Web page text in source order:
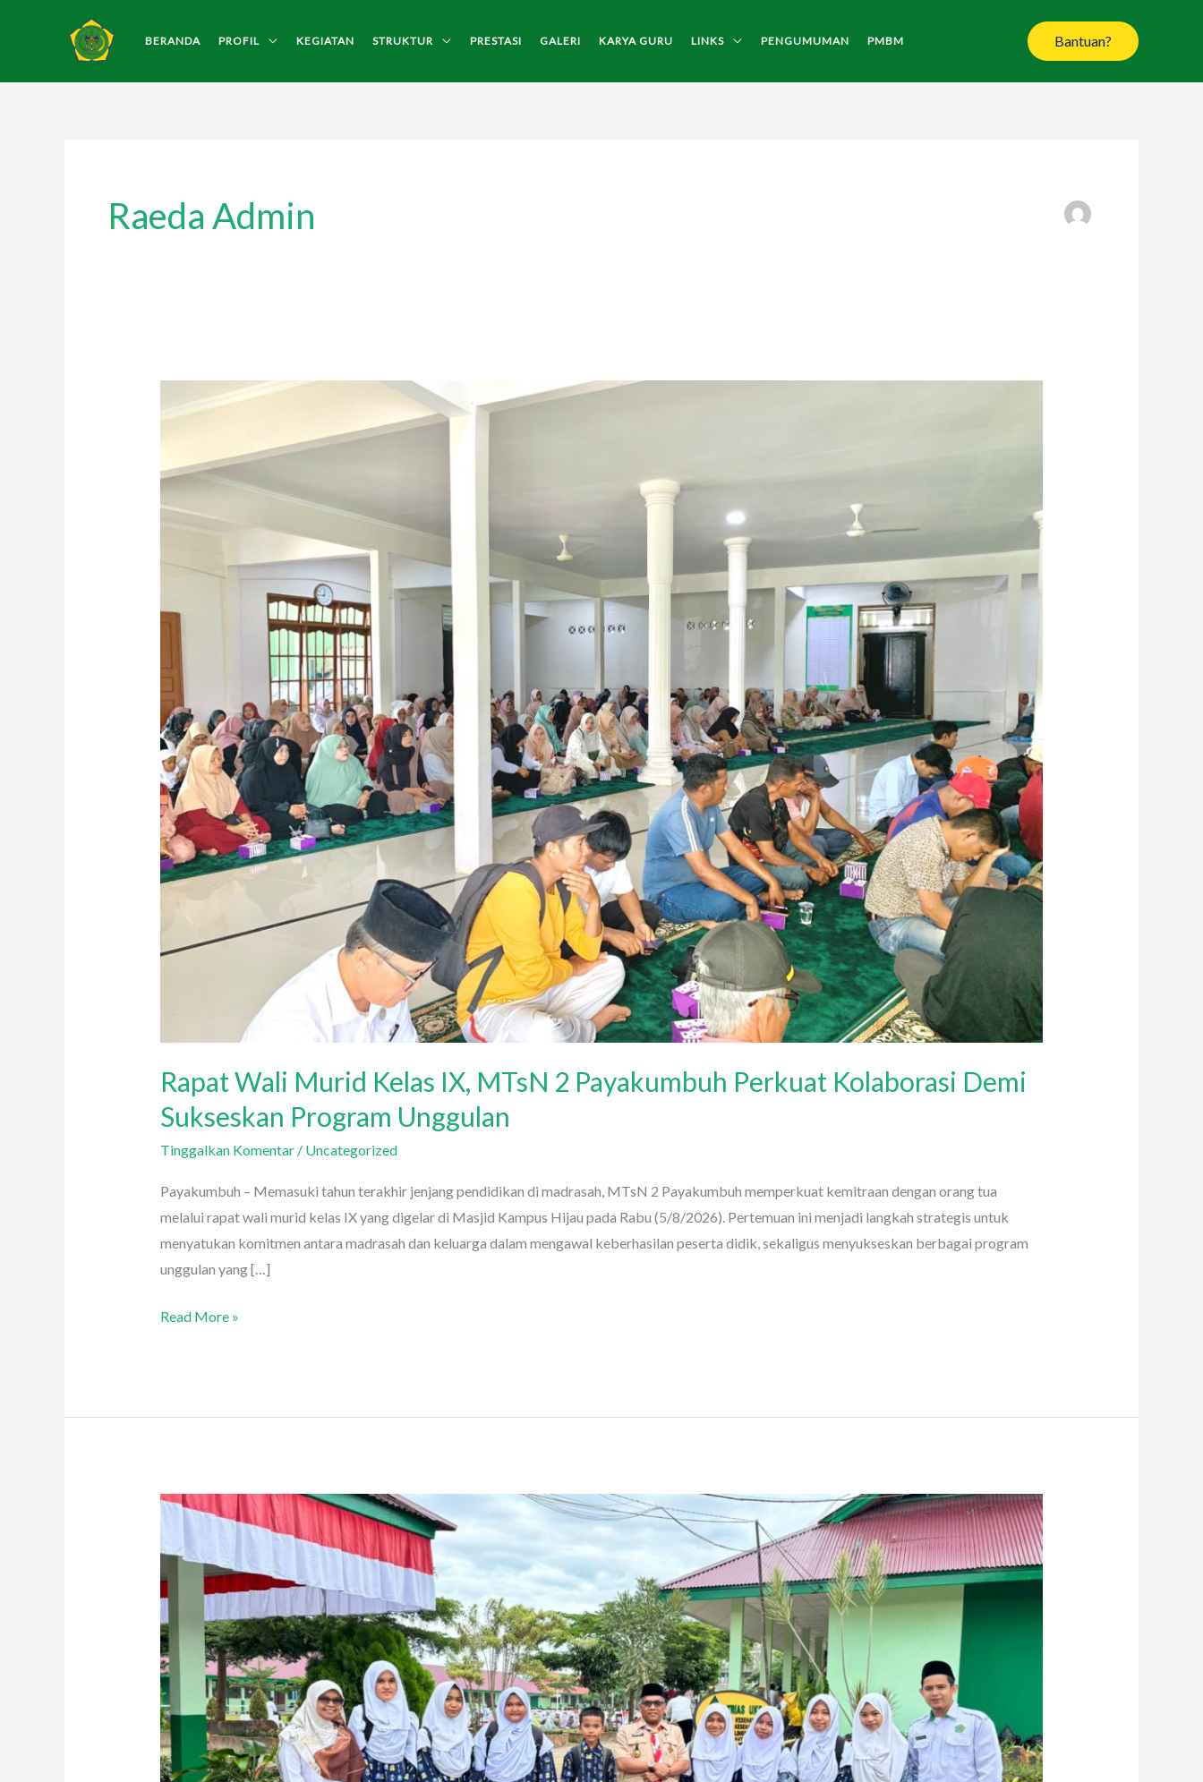
BERANDA PROFIL KEGIATAN STRUKTUR PRESTASI GALERI KARYA GURU LINKS PENGUMUMAN PMBM Bantuan?
Raeda Admin
Rapat Wali Murid Kelas IX, MTsN 2 Payakumbuh Perkuat Kolaborasi Demi
Sukseskan Program Unggulan
Tinggalkan Komentar / Uncategorized
Payakumbuh – Memasuki tahun terakhir jenjang pendidikan di madrasah, MTsN 2 Payakumbuh memperkuat kemitraan dengan orang tua
melalui rapat wali murid kelas IX yang digelar di Masjid Kampus Hijau pada Rabu (5/8/2026). Pertemuan ini menjadi langkah strategis untuk
menyatukan komitmen antara madrasah dan keluarga dalam mengawal keberhasilan peserta didik, sekaligus menyukseskan berbagai program
unggulan yang […]
Wali
Kelas
Payakumbuh
Kolaborasi
Demi
Sukseskan
Program
Unggulan
Read More »
MTsN
Kota
Payakumbuh
Delapan
Saintis
Muda
Menuju
LOBIS
2026